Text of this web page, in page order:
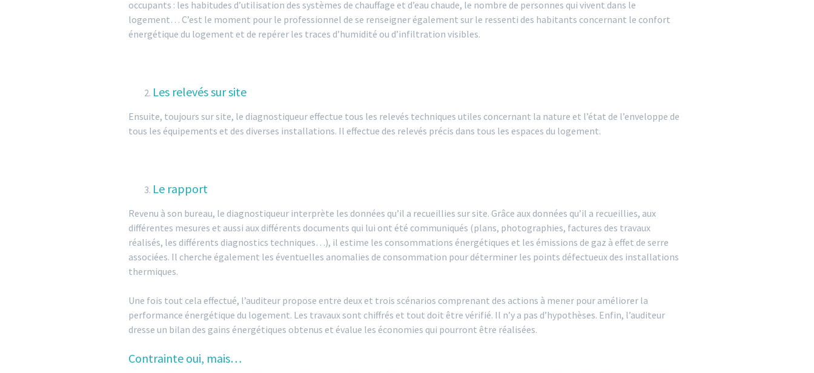
occupants : les habitudes d’utilisation des systèmes de chauffage et d’eau chaude, le nombre de personnes qui vivent dans le
logement… C’est le moment pour le professionnel de se renseigner également sur le ressenti des habitants concernant le confort
énergétique du logement et de repérer les traces d’humidité ou d’infiltration visibles.
Les relevés sur site
Ensuite, toujours sur site, le diagnostiqueur effectue tous les relevés techniques utiles concernant la nature et l’état de l’enveloppe de
tous les équipements et des diverses installations. Il effectue des relevés précis dans tous les espaces du logement.
Le rapport
Revenu à son bureau, le diagnostiqueur interprète les données qu’il a recueillies sur site. Grâce aux données qu’il a recueillies, aux
différentes mesures et aussi aux différents documents qui lui ont été communiqués (plans, photographies, factures des travaux
réalisés, les différents diagnostics techniques…), il estime les consommations énergétiques et les émissions de gaz à effet de serre
associées. Il cherche également les éventuelles anomalies de consommation pour déterminer les points défectueux des installations
thermiques.
Une fois tout cela effectué, l’auditeur propose entre deux et trois scénarios comprenant des actions à mener pour améliorer la
performance énergétique du logement. Les travaux sont chiffrés et tout doit être vérifié. Il n’y a pas d’hypothèses. Enfin, l’auditeur
dresse un bilan des gains énergétiques obtenus et évalue les économies qui pourront être réalisées.
Contrainte oui, mais…